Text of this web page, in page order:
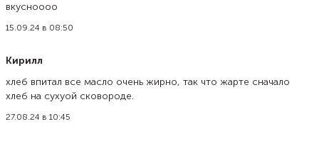
вкусноооо
15.09.24 в 08:50
Кирилл
хлеб впитал все масло очень жирно, так что жарте сначало
хлеб на сухуой сковороде.
27.08.24 в 10:45